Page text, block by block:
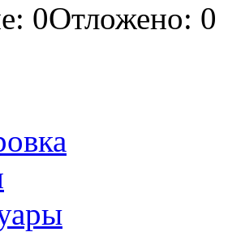
0Отложено: 0